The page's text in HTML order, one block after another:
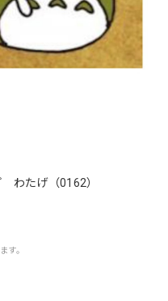
わたげ（0162）
す。